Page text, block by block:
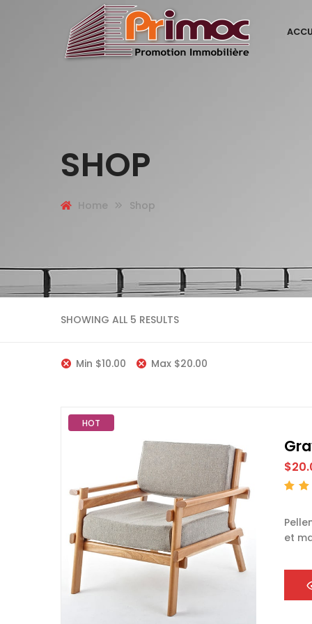
SHOP
Home Shop
SHOWING ALL 5 RESULTS
Min $10.00 Max $20.00
HOT
$
of 5
et